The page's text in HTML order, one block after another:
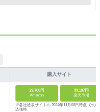
購入サイト
29,700円
Amazon
33,187円
楽天市場
※各社通販サイトの 2024年11月08日時点 での税
込価格